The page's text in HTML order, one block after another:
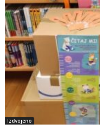
Izdvojeno